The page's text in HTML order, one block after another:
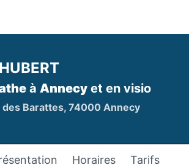
à Annecy et en visio
des Barattes, 74000 Annecy
Horaires Tarifs